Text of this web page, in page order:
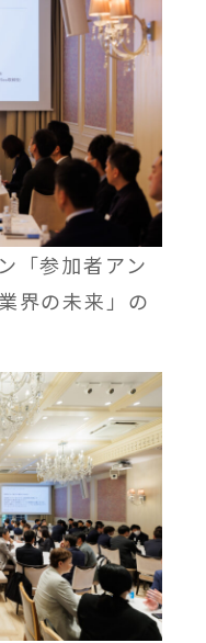
「参加者アン
界の未来」の